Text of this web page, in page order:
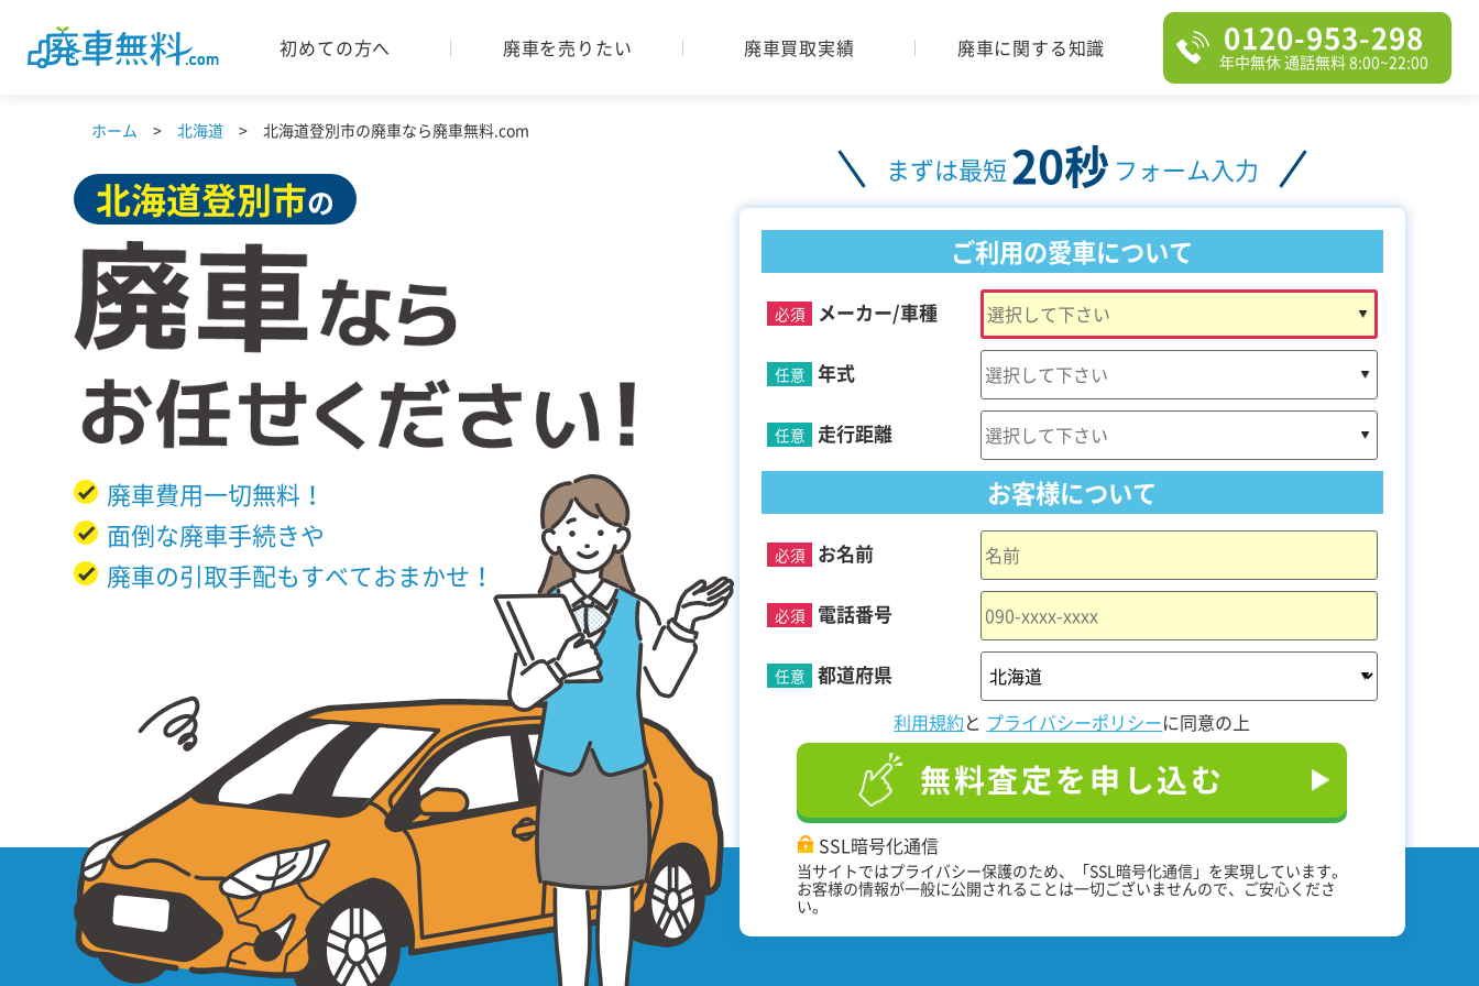
初めての方へ 廃車を売りたい 廃車買取実績 廃車に関する知識 0120-953-298
年中無休 通話無料 8:00~22:00
ホーム 北海道 北海道登別市の廃車なら廃車無料.com
北海道登別市の
廃車費用一切無料！
面倒な廃車手続きや
廃車の引取手配もすべておまかせ！
まずは最短20秒 フォーム入力
ご利用の愛車について
メーカー/車種
必須
年式
任意
走行距離
任意
お客様について
お名前
必須
電話番号
必須
都道府県
任意
利用規約と プライバシーポリシーに同意の上
無料査定を申し込む
SSL暗号化通信
当サイトではプライバシー保護のため、「SSL暗号化通信」を実現しています。
お客様の情報が一般に公開されることは一切ございませんので、ご安心くださ
い。